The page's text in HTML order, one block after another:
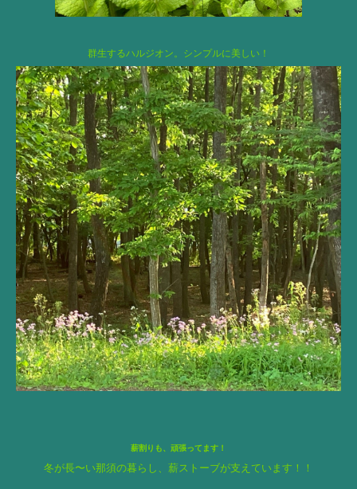
群生するハルジオン。シンプルに美しい！
薪割りも、頑張ってます！
冬が長〜い那須の暮らし、薪ストーブが支えています！！